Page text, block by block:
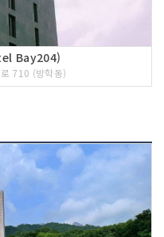
Bay204)
710 (방학동)